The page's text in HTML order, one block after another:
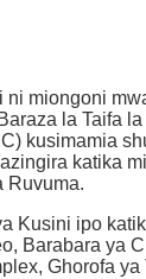
ni miongoni
la Taifa
kusimamia
katika
Ruvuma.
Kusini ipo
Barabara ya
Ghorofa ya